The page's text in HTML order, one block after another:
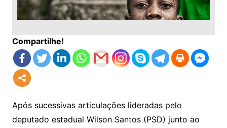
Compartilhe!
Após sucessivas articulações lideradas pelo
deputado estadual Wilson Santos (PSD) junto ao